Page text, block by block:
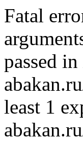
Fatal
passed
least 1